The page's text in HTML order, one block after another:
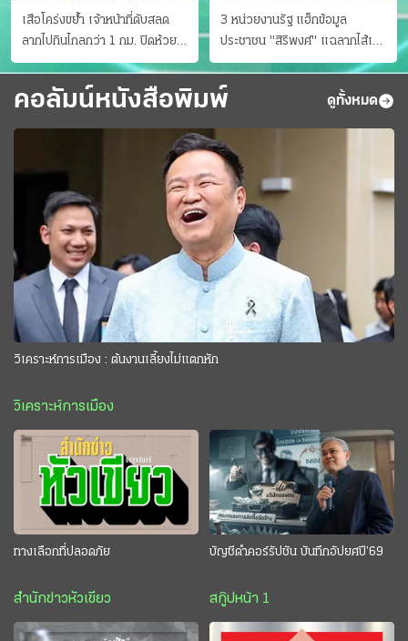
เสือโคร่งขย้ำ เจ้าหน้าที่ดับสลด
ลากไปกินไกลกว่า 1 กม. ปิดห้วย
ขาแข้งชั่วคราว
3 หน่วยงานรัฐ แฮ็กข้อมูล
ประชาชน "สิริพงศ์" แฉลากไส้เอง
"หนู" กอด "หนิม" สยบลือ
คอลัมน์หนังสือพิมพ์ ดูทั้งหมด
วิเคราะห์การเมือง : ต้นงานเลี้ยงไม่แตกหัก
วิเคราะห์การเมือง
ทางเลือกที่ปลอดภัย
สำนักข่าวหัวเขียว
บัญชีดำคอร์รัปชัน บันทึกอัปยศปี’69
สกู๊ปหน้า 1